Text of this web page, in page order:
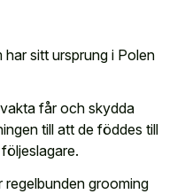
sitt ursprung i Polen
får och skydda
till att de föddes till
regelbunden grooming